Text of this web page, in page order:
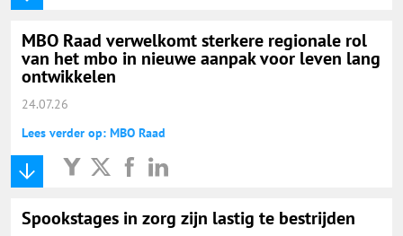
MBO Raad verwelkomt sterkere regionale rol
van het mbo in nieuwe aanpak voor leven lang
ontwikkelen
24.07.26
Lees verder op: MBO Raad
Spookstages in zorg zijn lastig te bestrijden